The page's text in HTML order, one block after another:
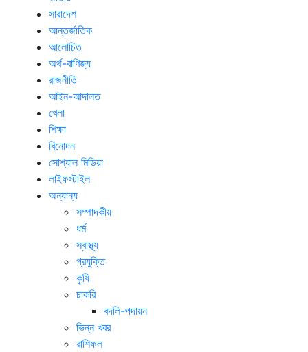
সারাদেশ
আন্তর্জাতিক
আলোচিত
অর্থ-বাণিজ্য
রাজনীতি
আইন-আদালত
খেলা
শিক্ষা
বিনোদন
সোশ্যাল মিডিয়া
লাইফস্টাইল
অন্যান্য
সম্পাদকীয়
ধর্ম
স্বাস্থ্য
প্রযুক্তি
কৃষি
চাকরি
বদলি-পদায়ন
ভিন্ন খবর
রাশিফল